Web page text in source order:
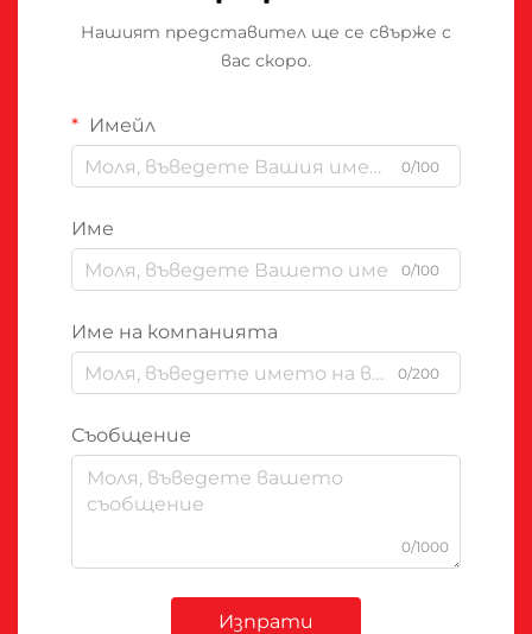
Нашият представител ще се свърже с
вас скоро.
Имейл
0/100
Име
0/100
Име на компанията
0/200
Съобщение
0/1000
Изпрати